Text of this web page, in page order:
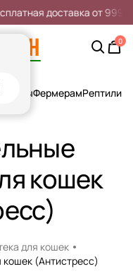
доставка от 999р
0
ПтицыФермерамРептилии
кошек
для кошек
кошек (Антистресс)